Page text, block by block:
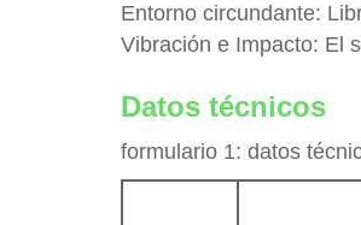
Entorno circundante:
Vibración e Impacto: El
Datos técnicos
formulario 1: datos